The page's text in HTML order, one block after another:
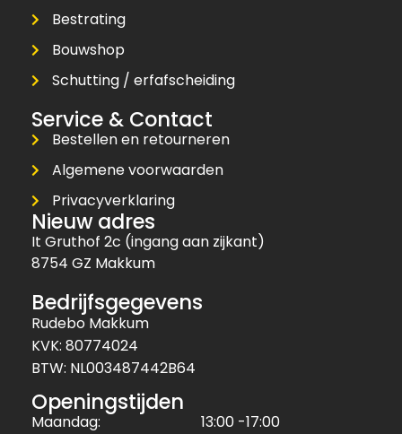
Bestrating
Bouwshop
Schutting / erfafscheiding
Service & Contact
Bestellen en retourneren
Algemene voorwaarden
Privacyverklaring
Nieuw adres
It Gruthof 2c (ingang aan zijkant)
8754 GZ Makkum
Bedrijfsgegevens
Rudebo Makkum
KVK: 80774024
BTW: NL003487442B64
Openingstijden
Maandag:
13:00 -17:00